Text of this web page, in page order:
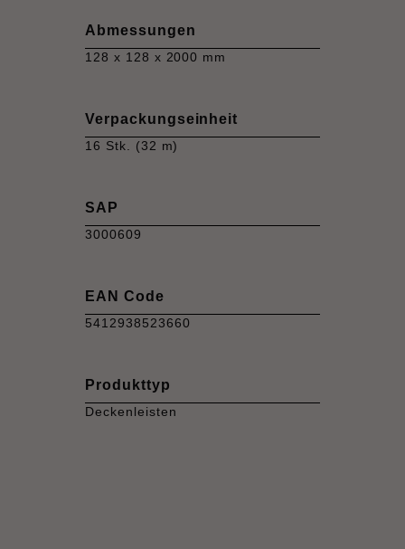
Abmessungen
128 x 128 x 2000 mm
Verpackungseinheit
16 Stk. (32 m)
SAP
3000609
EAN Code
5412938523660
Produkttyp
Deckenleisten